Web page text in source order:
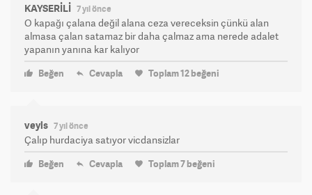
KAYSERİLİ 7 yıl önce
O kapağı çalana değil alana ceza vereceksin çünkü alan
almasa çalan satamaz bir daha çalmaz ama nerede adalet
yapanın yanına kar kalıyor
Beğen Cevapla Toplam12beğeni
veyis 7 yıl önce
Çalıp hurdaciya satıyor vicdansizlar
Beğen Cevapla Toplam7beğeni